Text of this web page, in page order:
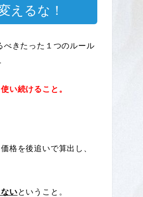
えるな！
べきたった１つのルール
い続けること。
格を後追いで算出し、
いということ。